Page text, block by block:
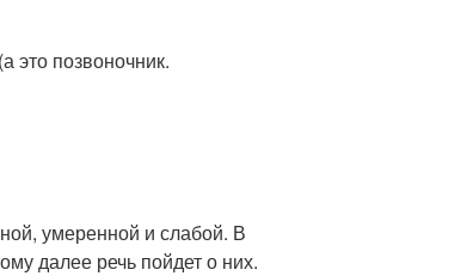
это позвоночник.
умеренной и слабой. В
далее речь пойдет о них.